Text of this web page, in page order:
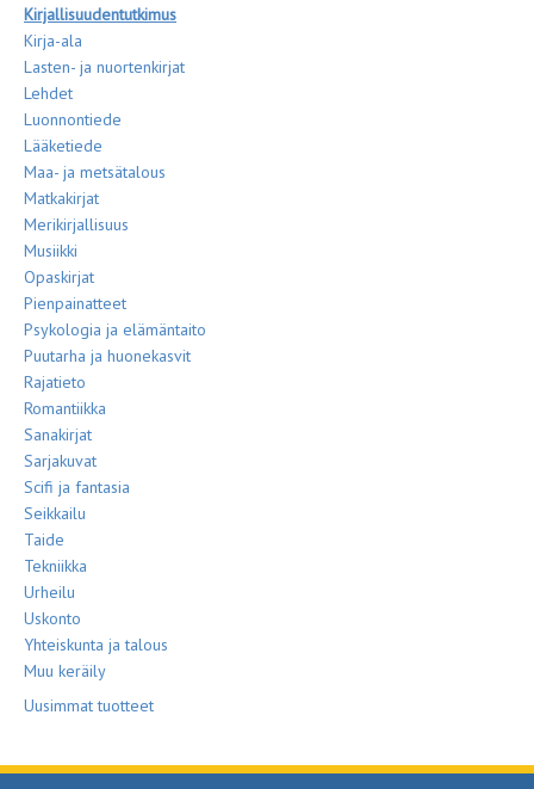
Kirjallisuudentutkimus
Kirja-ala
Lasten- ja nuortenkirjat
Lehdet
Luonnontiede
Lääketiede
Maa- ja metsätalous
Matkakirjat
Merikirjallisuus
Musiikki
Opaskirjat
Pienpainatteet
Psykologia ja elämäntaito
Puutarha ja huonekasvit
Rajatieto
Romantiikka
Sanakirjat
Sarjakuvat
Scifi ja fantasia
Seikkailu
Taide
Tekniikka
Urheilu
Uskonto
Yhteiskunta ja talous
Muu keräily
Uusimmat tuotteet